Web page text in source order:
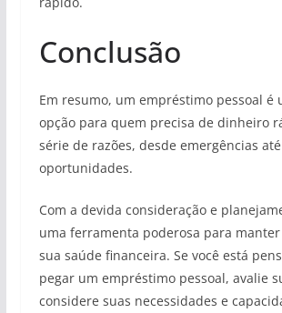
Conclusão
Em resumo, um empréstimo pessoal é
opção para quem precisa de dinheiro
série de razões, desde emergências até
oportunidades.
Com a devida consideração e
uma ferramenta poderosa para
sua saúde financeira. Se você está
pegar um empréstimo pessoal, avalie
considere suas necessidades e